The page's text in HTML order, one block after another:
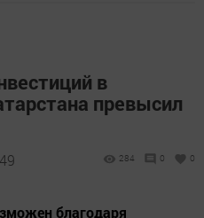
в
превысил
284 0 0
благодаря